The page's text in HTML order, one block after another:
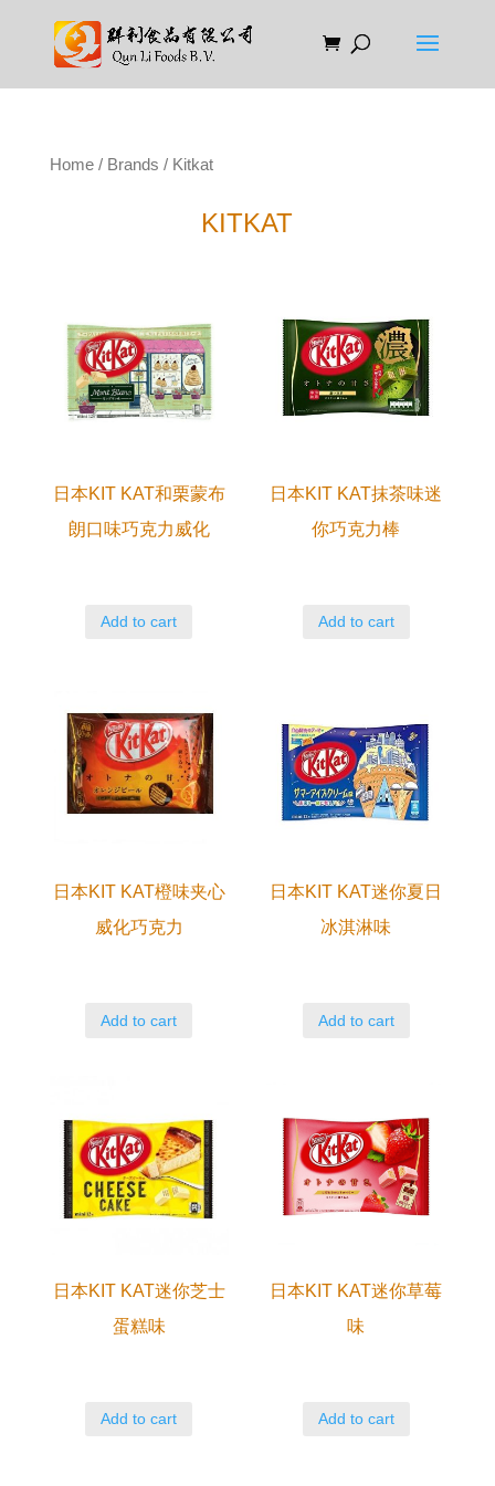
Home/ Brands / Kitkat
KITKAT
日本KIT KAT和栗蒙布
朗口味巧克力威化
Add to cart
日本KIT KAT抹茶味迷
你巧克力棒
Add to cart
日本KIT KAT橙味夹心
威化巧克力
Add to cart
日本KIT KAT迷你夏日
冰淇淋味
Add to cart
日本KIT KAT迷你芝士
蛋糕味
Add to cart
日本KIT KAT迷你草莓
味
Add to cart